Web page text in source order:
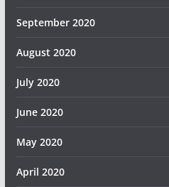
September 2020
August 2020
July 2020
June 2020
May 2020
April 2020